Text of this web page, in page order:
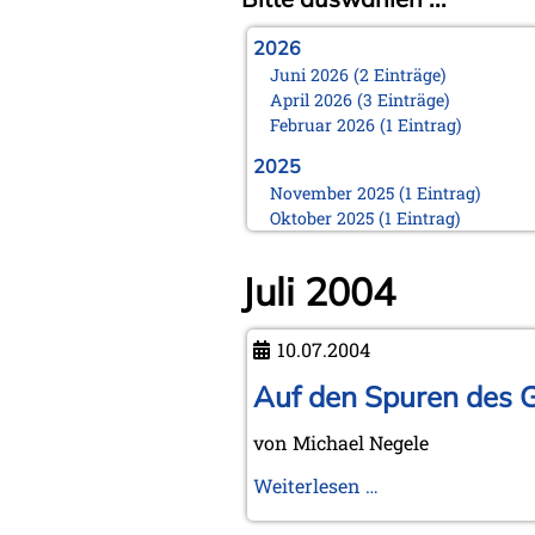
2026
Juni 2026 (2 Einträge)
April 2026 (3 Einträge)
Februar 2026 (1 Eintrag)
2025
November 2025 (1 Eintrag)
Oktober 2025 (1 Eintrag)
März 2025 (1 Eintrag)
Januar 2025 (1 Eintrag)
2024
November 2024 (1 Eintrag)
Oktober 2024 (1 Eintrag)
August 2024 (2 Einträge)
Februar 2024 (2 Einträge)
Juli 2004
10.07.2004
Auf den Spuren des
von Michael Negele
Weiterlesen …